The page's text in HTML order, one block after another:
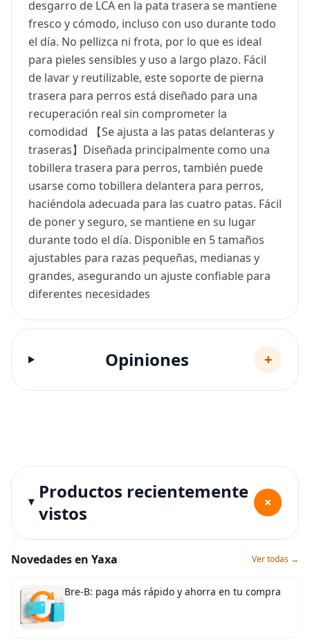
desgarro de LCA en la pata trasera se mantiene
fresco y cómodo, incluso con uso durante todo
el día. No pellizca ni frota, por lo que es ideal
para pieles sensibles y uso a largo plazo. Fácil
de lavar y reutilizable, este soporte de pierna
trasera para perros está diseñado para una
recuperación real sin comprometer la
comodidad 【Se ajusta a las patas delanteras y
traseras】Diseñada principalmente como una
tobillera trasera para perros, también puede
usarse como tobillera delantera para perros,
haciéndola adecuada para las cuatro patas. Fácil
de poner y seguro, se mantiene en su lugar
durante todo el día. Disponible en 5 tamaños
ajustables para razas pequeñas, medianas y
grandes, asegurando un ajuste confiable para
diferentes necesidades
Opiniones +
Productos recientemente
vistos
+
Novedades en Yaxa Ver todas →
Bre-B: paga más rápido y ahorra en tu compra